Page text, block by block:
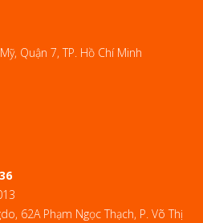
Quận 7, TP. Hồ Chí Minh
62A Phạm Ngọc Thạch, P. Võ Thị